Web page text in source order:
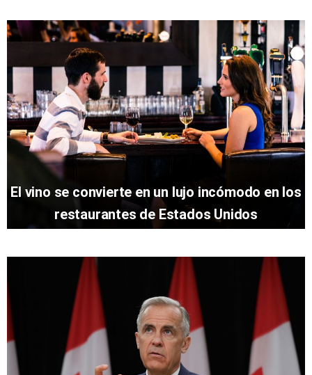
El vino se convierte en un lujo incómodo en los
restaurantes de Estados Unidos